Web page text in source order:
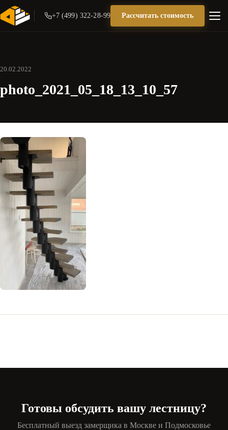
+7 (499) 322-28-99 Рассчитать стоимость
20.02.2022
photo_2021_05_18_13_10_57
Готовы обсудить вашу лестницу?
Бесплатный выезд замерщика в Москве и Подмосковье